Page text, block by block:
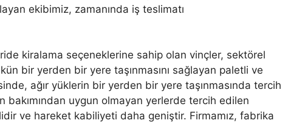
ekibimiz, zamanında iş teslimatı
kiralama seçeneklerine sahip olan vinçler, sektörel
bir yerden bir yere taşınmasını sağlayan paletli ve
ağır yüklerin bir yerden bir yere taşınmasında tercih
bakımından uygun olmayan yerlerde tercih edilen
ve hareket kabiliyeti daha geniştir. Firmamız, fabrika